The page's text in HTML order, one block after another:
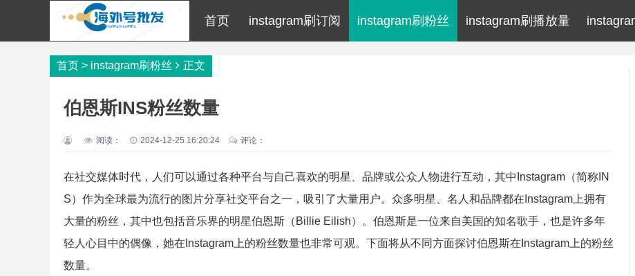
首页 instagram刷订阅 instagram刷粉丝 instagram刷播放量
首页 > instagram刷粉丝 正文
伯恩斯INS粉丝数量
阅读： 2024-12-25 16:20:24 评论：
在社交媒体时代，人们可以通过各种平台与自己喜欢的明星、品牌或公众人物进行互动，其中Instagram（简称IN
S）作为全球最为流行的图片分享社交平台之一，吸引了大量用户。众多明星、名人和品牌都在Instagram上拥有
大量的粉丝，其中也包括音乐界的明星伯恩斯（Billie Eilish）。伯恩斯是一位来自美国的知名歌手，也是许多年
轻人心目中的偶像，她在Instagram上的粉丝数量也非常可观。下面将从不同方面探讨伯恩斯在Instagram上的粉丝
数量。